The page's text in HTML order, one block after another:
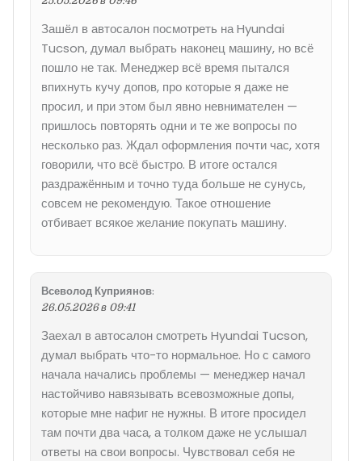
Зашёл в автосалон посмотреть на Hyundai
Tucson, думал выбрать наконец машину, но всё
пошло не так. Менеджер всё время пытался
впихнуть кучу допов, про которые я даже не
просил, и при этом был явно невнимателен —
пришлось повторять одни и те же вопросы по
несколько раз. Ждал оформления почти час, хотя
говорили, что всё быстро. В итоге остался
раздражённым и точно туда больше не сунусь,
совсем не рекомендую. Такое отношение
отбивает всякое желание покупать машину.
Всеволод Куприянов:
26.05.2026 в 09:41
Заехал в автосалон смотреть Hyundai Tucson,
думал выбрать что-то нормальное. Но с самого
начала начались проблемы — менеджер начал
настойчиво навязывать всевозможные допы,
которые мне нафиг не нужны. В итоге просидел
там почти два часа, а толком даже не услышал
ответы на свои вопросы. Чувствовал себя не